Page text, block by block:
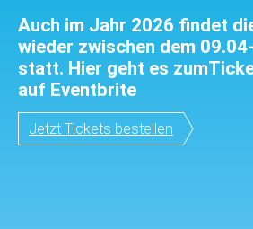
Auch im Jahr 2026 findet
wieder zwischen dem
statt. Hier geht es
auf Eventbrite
Jetzt Tickets bestellen